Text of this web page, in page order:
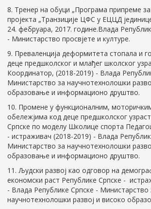
8. Тренер на обуци „Програма припреме
пројекта „Транзиције ЦФС у ЕЦЦД
24. фебруара, 2017. године.Влада
- Министарство просвјете и културе.
9. Преваленција деформитета стопала и
деце предшколског и млађег школског
Координатор, (2018-2019) - Влада
Mинистарство за научнотехнолошки
образовање и информационо друштво.
10. Промене у функционалним,
обележјима код деце предшколског
Српске по моделу Школице спорта
- истраживач (2018-2019) - Влада
Mинистарство за научнотехнолошки
образовање и информационо друштво.
11. Људски развој као одговор на
економски раст Републике Српске -
- Влада Републике Српске - Mинистарство
научнотехнолошки развој и високо